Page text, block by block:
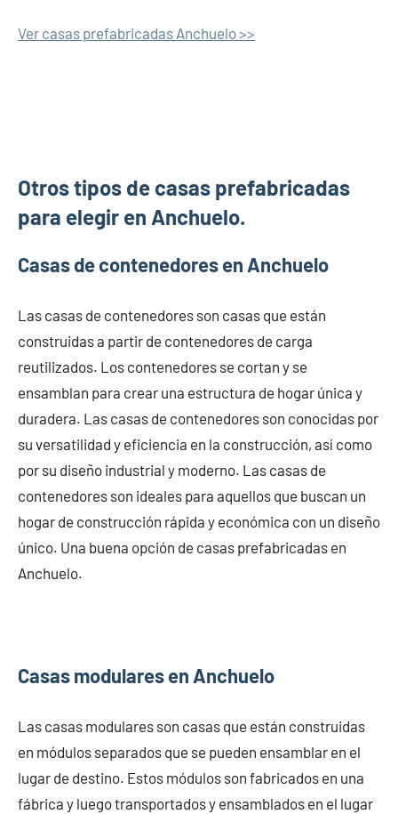
Ver casas prefabricadas Anchuelo >>
Otros tipos de casas prefabricadas
para elegir en Anchuelo.
Casas de contenedores en Anchuelo
Las casas de contenedores son casas que están
construidas a partir de contenedores de carga
reutilizados. Los contenedores se cortan y se
ensamblan para crear una estructura de hogar única y
duradera. Las casas de contenedores son conocidas por
su versatilidad y eficiencia en la construcción, así como
por su diseño industrial y moderno. Las casas de
contenedores son ideales para aquellos que buscan un
hogar de construcción rápida y económica con un diseño
único. Una buena opción de casas prefabricadas en
Anchuelo.
Casas modulares en Anchuelo
Las casas modulares son casas que están construidas
en módulos separados que se pueden ensamblar en el
lugar de destino. Estos módulos son fabricados en una
fábrica y luego transportados y ensamblados en el lugar